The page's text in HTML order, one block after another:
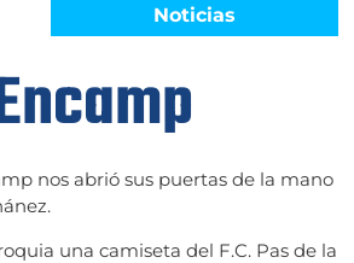
Noticias
nos abrió sus puertas de la mano
una camiseta del F.C. Pas de la